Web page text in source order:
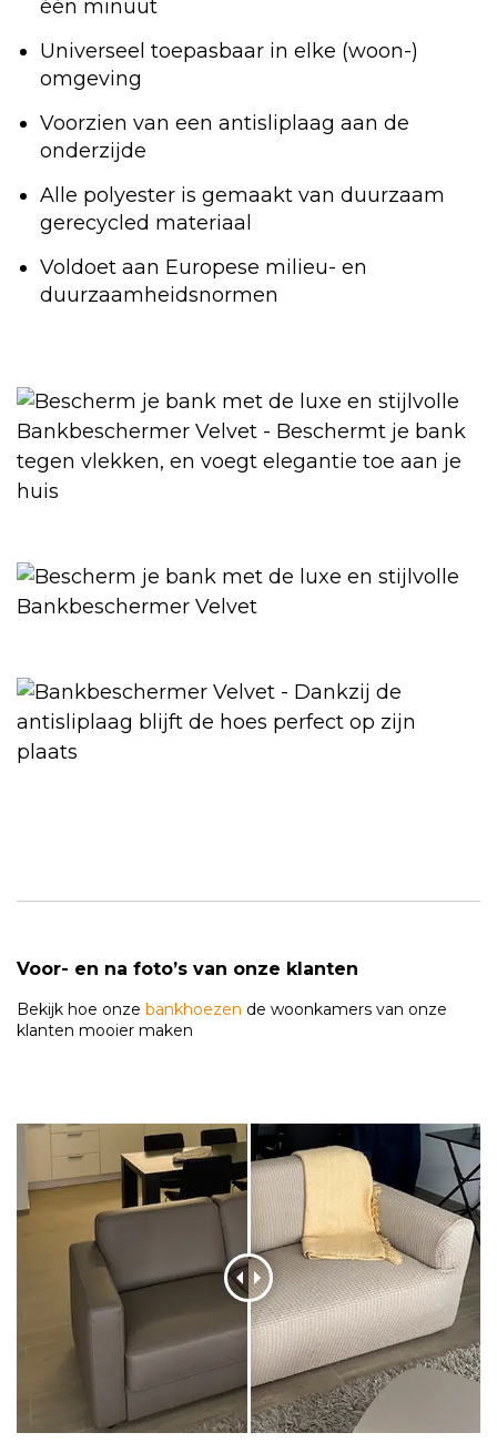
één minuut
Universeel toepasbaar in elke (woon-)
omgeving
Voorzien van een antisliplaag aan de
onderzijde
Alle polyester is gemaakt van duurzaam
gerecycled materiaal
Voldoet aan Europese milieu- en
duurzaamheidsnormen
Voor- en na foto’s van onze klanten
Bekijk hoe onze bankhoezen de woonkamers van onze
klanten mooier maken